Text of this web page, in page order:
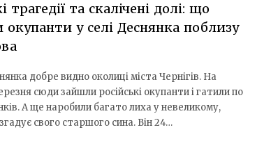
трагедії та скалічені долі: що
окупанти у селі Деснянка поблизу
добре видно околиці міста Чернігів. На
сюди зайшли російські окупанти і гатили по
А ще наробили багато лиха у невеликому,
свого старшого сина. Він 24…